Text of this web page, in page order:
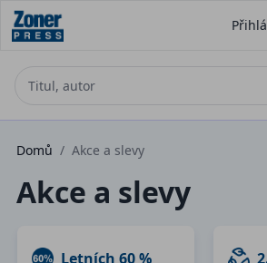
Domů / Akce a slevy
Akce a slevy
Letních 60 %